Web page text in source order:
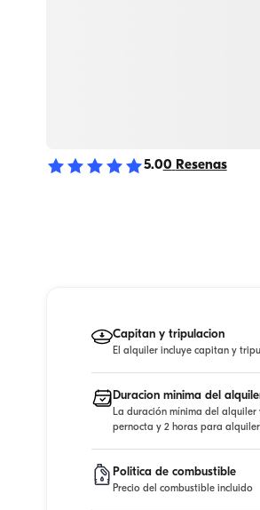
5.00 Resenas
Capitan y tripulacion
El alquiler incluye capitan y
Duracion minima del
La duración mínima del alquiler
pernocta y 2 horas para
Politica de combustible
Precio del combustible incluido